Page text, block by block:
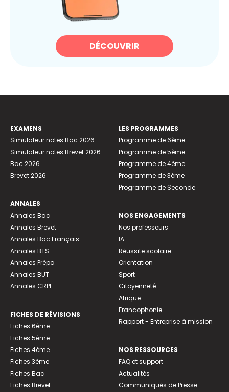
DÉCOUVRIR
EXAMENS
Simulateur notes Bac 2026
Simulateur notes Brevet 2026
Bac 2026
Brevet 2026
ANNALES
Annales Bac
Annales Brevet
Annales Bac Français
Annales BTS
Annales Prépa
Annales BUT
Annales CRPE
FICHES DE RÉVISIONS
Fiches 6ème
Fiches 5ème
Fiches 4ème
Fiches 3ème
Fiches Bac
Fiches Brevet
LES PROGRAMMES
Programme de 6ème
Programme de 5ème
Programme de 4ème
Programme de 3ème
Programme de Seconde
NOS ENGAGEMENTS
Nos professeurs
IA
Réussite scolaire
Orientation
Sport
Citoyenneté
Afrique
Francophonie
Rapport - Entreprise à mission
NOS RESSOURCES
FAQ et support
Actualités
Communiqués de Presse